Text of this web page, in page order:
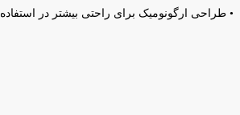
• طراحی ارگونومیک برای راحتی بیشتر در استفاده